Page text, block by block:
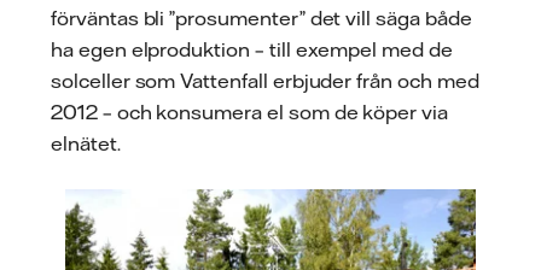
förväntas bli ”prosumenter” det vill säga både
ha egen elproduktion – till exempel med de
solceller som Vattenfall erbjuder från och med
2012 – och konsumera el som de köper via
elnätet.